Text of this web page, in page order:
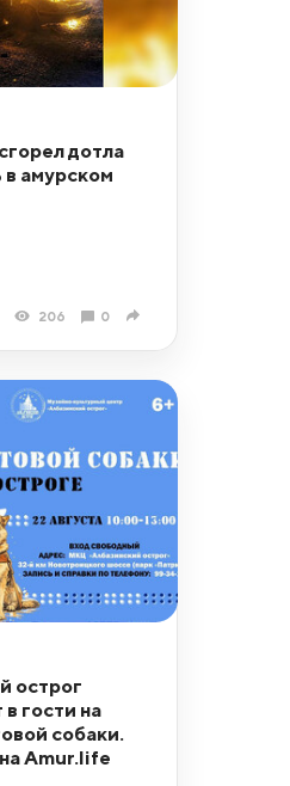
дотла
амурском
206 0
острог
гости на
собаки.
Amur.life